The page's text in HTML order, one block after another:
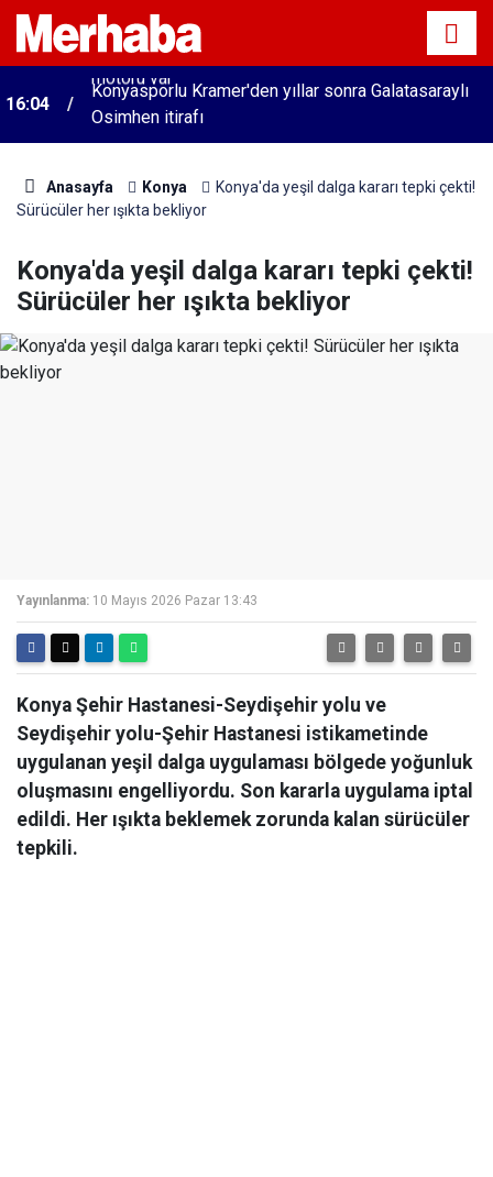
16:04
Konyasporlu Kramer'den yıllar sonra Galatasaraylı
Osimhen itirafı
Anasayfa Konya
Konya'da yeşil dalga kararı tepki çekti!
Sürücüler her ışıkta bekliyor
Konya'da yeşil dalga kararı tepki çekti!
Sürücüler her ışıkta bekliyor
Yayınlanma: 10 Mayıs 2026 Pazar 13:43
Konya Şehir Hastanesi-Seydişehir yolu ve
Seydişehir yolu-Şehir Hastanesi istikametinde
uygulanan yeşil dalga uygulaması bölgede yoğunluk
oluşmasını engelliyordu. Son kararla uygulama iptal
edildi. Her ışıkta beklemek zorunda kalan sürücüler
tepkili.